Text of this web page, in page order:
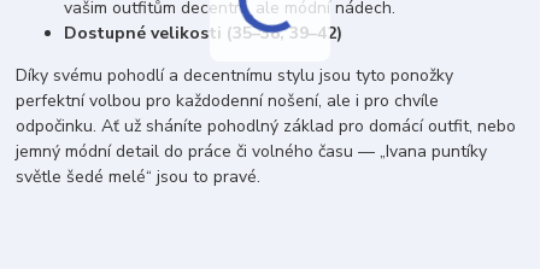
vašim outfitům decentní, ale módní nádech.
Dostupné velikosti (35–38, 39–42)
Díky svému pohodlí a decentnímu stylu jsou tyto ponožky
perfektní volbou pro každodenní nošení, ale i pro chvíle
odpočinku. Ať už sháníte pohodlný základ pro domácí outfit, nebo
jemný módní detail do práce či volného času — „Ivana puntíky
světle šedé melé“ jsou to pravé.